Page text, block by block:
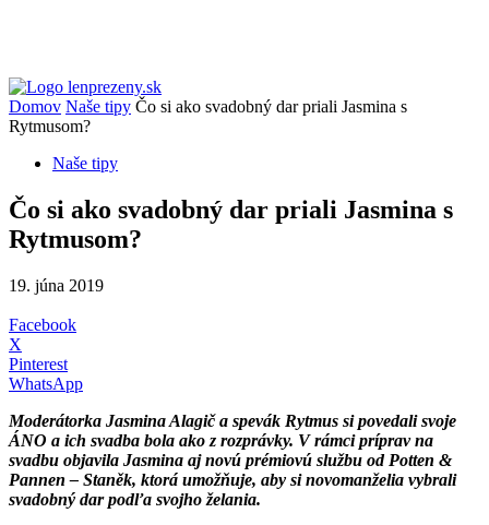
Domov Naše tipy Čo si ako svadobný dar priali Jasmina s
Rytmusom?
Naše tipy
Čo si ako svadobný dar priali Jasmina s
Rytmusom?
19. júna 2019
Facebook
X
Pinterest
WhatsApp
Moderátorka Jasmina Alagič a spevák Rytmus si povedali svoje
ÁNO a ich svadba bola ako z rozprávky. V rámci príprav na
svadbu objavila Jasmina aj novú prémiovú službu od Potten &
Pannen – Staněk, ktorá umožňuje, aby si novomanželia vybrali
svadobný dar podľa svojho želania.